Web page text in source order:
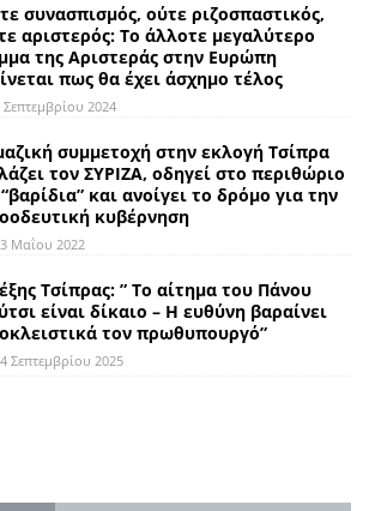
συνασπισμός, ούτε ριζοσπαστικός,
αριστερός: Το άλλοτε μεγαλύτερο
της Αριστεράς στην Ευρώπη
πως θα έχει άσχημο τέλος
Σεπτεμβρίου 2024
συμμετοχή στην εκλογή Τσίπρα
τον ΣΥΡΙΖΑ, οδηγεί στο περιθώριο
και ανοίγει το δρόμο για την
κυβέρνηση
Μαΐου 2022
Τσίπρας: ” Το αίτημα του Πάνου
είναι δίκαιο – Η ευθύνη βαραίνει
τον πρωθυπουργό”
Σεπτεμβρίου 2025